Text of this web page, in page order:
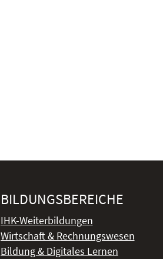
BILDUNGSBEREICHE
IHK-Weiterbildungen
Wirtschaft & Rechnungswesen
Bildung & Digitales Lernen